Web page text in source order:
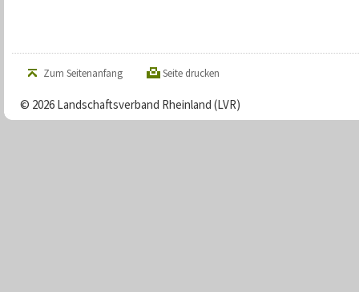
Zum Seitenanfang Seite drucken
© 2026 Landschaftsverband Rheinland (LVR)